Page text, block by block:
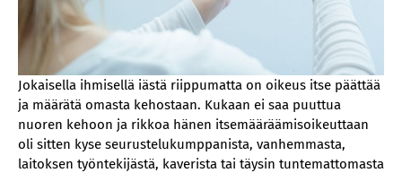
Jokaisella ihmisellä iästä riippumatta on oikeus itse päättää
ja määrätä omasta kehostaan. Kukaan ei saa puuttua
nuoren kehoon ja rikkoa hänen itsemääräämisoikeuttaan
oli sitten kyse seurustelukumppanista, vanhemmasta,
laitoksen työntekijästä, kaverista tai täysin tuntemattomasta